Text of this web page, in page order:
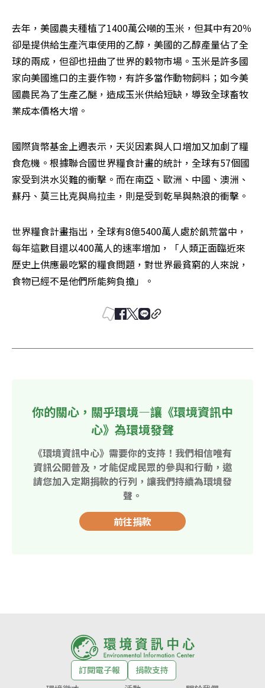
去年，美國農夫種植了1400萬公噸的玉米，但其中有20％
卻是提供給生產汽車使用的乙醇，美國的乙醇產量佔了全
球的兩成，但卻也扭曲了世界的穀物市場。玉米是許多國
家向美國進口的主要作物，有許多當作動物飼料；如今美
國農民為了生產乙醚，造成玉米供給短缺，導致全球畜牧
業成本價格大增。
國際貨幣基金上週表示，天災因素與人口增加又加劇了糧
食危機。根據聯合國世界糧食計畫的統計，全球有57個國
家受到洪水災難的衝擊。而在南亞、歐洲、中國、澳洲、
蘇丹、莫三比克與烏拉圭，則是受到乾旱與熱浪的衝擊。
世界糧食計畫指出，全球有8億5400萬人處於飢荒當中，
每年這數目還以400萬人的速率增加，「人類正面臨近來
歷史上供應最吃緊的糧食問題，對世界最貧窮的人來說，
食物已經不是他們所能夠負擔」。
你的關心，關乎環境—讓《環境資訊中
心》為環境發聲
《環境資訊中心》需要你的支持！我們相信唯有
資訊公開普及，才能促成民眾的參與和行動，邀
請您加入定期捐款的行列，讓我們持續為環境發
聲。
前往捐款
訂閱電子報
捐款支持